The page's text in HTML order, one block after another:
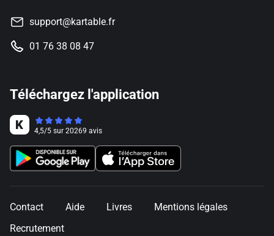
support@kartable.fr
01 76 38 08 47
Téléchargez l'application
4,5/5 sur 20269 avis
Contact Aide Livres
Mentions légales
Recrutement